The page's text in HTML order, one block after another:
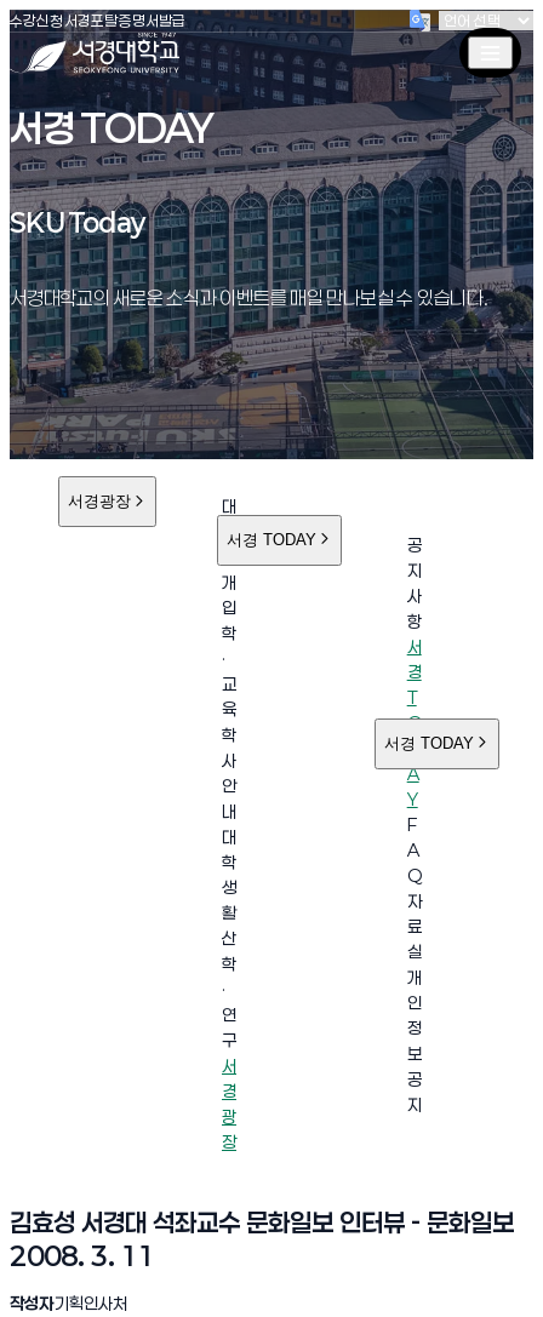
서경대학교
수강신청(새창 열림)
서경포탈(새창 열림)
증명서발급(새창 열림)
서경 TODAY
SKU Today
SKU Today
서경대학교의 새로운 소식과 이벤트를 매일 만나보실 수 있습니다.
서경광장
대
학
개
입
학
·
교
육
학
사
안
내
대
학
생
활
산
학
·
연
구
서
경
광
장
서경 TODAY
공
지
사
항
서
경
T
O
D
A
Y
F
A
Q
자
료
실
개
인
정
보
공
지
서경 TODAY
김효성 서경대 석좌교수 문화일보 인터뷰 - 문화일보
2008. 3. 11
작성자기획인사처